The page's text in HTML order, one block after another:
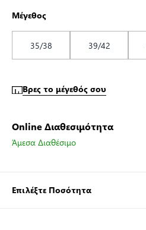
Μέγεθος
35/38 39/42
Βρες το μέγεθός σου
Online Διαθεσιμότητα
Άμεσα Διαθέσιμο
Επιλέξτε Ποσότητα